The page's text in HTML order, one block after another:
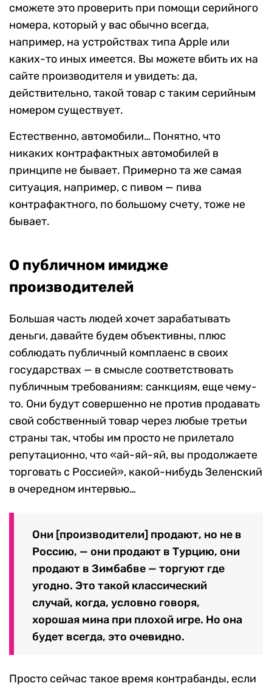
сможете это проверить при помощи серийного
номера, который у вас обычно всегда,
например, на устройствах типа Apple или
каких-то иных имеется. Вы можете вбить их на
сайте производителя и увидеть: да,
действительно, такой товар с таким серийным
номером существует.
Естественно, автомобили… Понятно, что
никаких контрафактных автомобилей в
принципе не бывает. Примерно та же самая
ситуация, например, с пивом — пива
контрафактного, по большому счету, тоже не
бывает.
О публичном имидже
производителей
Большая часть людей хочет зарабатывать
деньги, давайте будем объективны, плюс
соблюдать публичный комплаенс в своих
государствах — в смысле соответствовать
публичным требованиям: санкциям, еще чему-
то. Они будут совершенно не против продавать
свой собственный товар через любые третьи
страны так, чтобы им просто не прилетало
репутационно, что «ай-яй-яй, вы продолжаете
торговать с Россией», какой-нибудь Зеленский
в очередном интервью…
Они [производители] продают, но не в
Россию, — они продают в Турцию, они
продают в Зимбабве — торгуют где
угодно. Это такой классический
случай, когда, условно говоря,
хорошая мина при плохой игре. Но она
будет всегда, это очевидно.
Просто сейчас такое время контрабанды, если